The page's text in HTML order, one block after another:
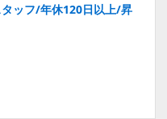
タッフ/年休120日以上/昇